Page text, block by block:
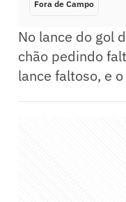
Fora de Campo
No lance do gol
chão pedindo
lance faltoso, e